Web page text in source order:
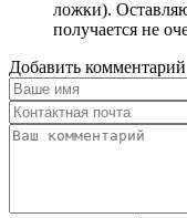
ложки).
получается не
Добавить комментарий